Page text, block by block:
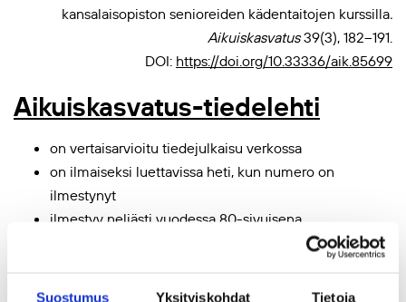
Suostumus Yksityiskohdat Tietoja
kansalaisopiston senioreiden kädentaitojen kurssilla.
Aikuiskasvatus39(3), 182–191.
DOI: https://doi.org/10.33336/aik.85699
Aikuiskasvatus-tiedelehti
on vertaisarvioitu tiedejulkaisu verkossa
on ilmaiseksi luettavissa heti, kun numero on
ilmestynyt
ilmestyy neljästi vuodessa 80-sivuisena
tavoittaa laajan yleisön, joka ulottuu tutkijoita ja
aikuiskouluttajista kolmannen sektorin toimijoihin ja
päättäjiin